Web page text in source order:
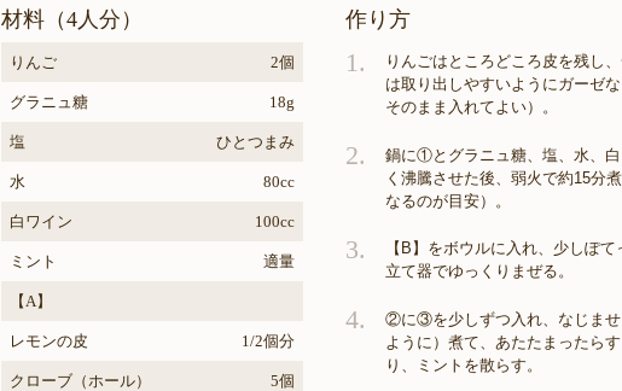
材料（4人分）
りんご 2個
グラニュ糖 18g
塩 ひとつまみ
水 80cc
白ワイン 100cc
ミント 適量
【A】
レモンの皮 1/2個分
クローブ（ホール） 5個
作り方
1.
りんごはところどころ皮を残し
は取り出しやすいようにガーゼな
そのまま入れてよい）。
2.
鍋に①とグラニュ糖、塩、水、
く沸騰させた後、弱火で約15分
なるのが目安）。
3.
【B】をボウルに入れ、少しぽ
立て器でゆっくりまぜる。
4.
②に③を少しずつ入れ、なじませ
ように）煮て、あたたまったら
り、ミントを散らす。